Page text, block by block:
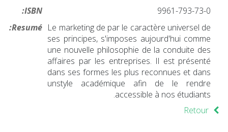
ISBN:
9961-793-73-0
Resumé: Le marketing de par le caractère universel de
ses principes, s'imposes aujourd'hui comme
une nouvelle philosophie de la conduite des
affaires par les entreprises. Il est présenté
dans ses formes les plus reconnues et dans
unstyle académique afin de le rendre
accessible à nos étudiants.
Retour